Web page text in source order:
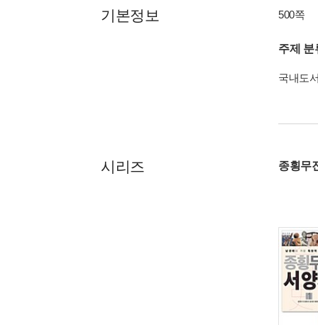
기본정보 500쪽
주제 분
국내도
시리즈 종횡무